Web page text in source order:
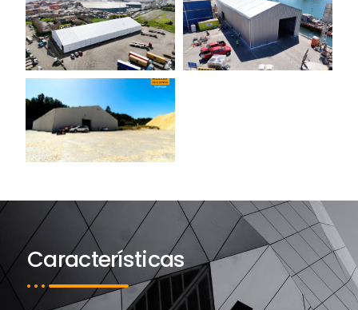
Características